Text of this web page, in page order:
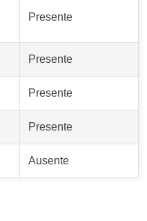
Presente
Presente
Presente
Presente
Ausente